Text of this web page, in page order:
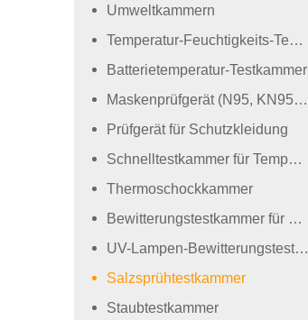
Umweltkammern
Temperatur-Feuchtigkeits-Testkammer
Batterietemperatur-Testkammer
Maskenprüfgerät (N95, KN95, Einwegmaske)
Prüfgerät für Schutzkleidung
Schnelltestkammer für Temperaturwechsel
Thermoschockkammer
Bewitterungstestkammer für Xenonlampen
UV-Lampen-Bewitterungstestkammer
Salzsprühtestkammer
Staubtestkammer